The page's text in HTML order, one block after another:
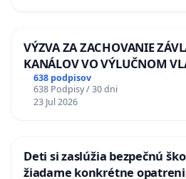
VÝZVA ZA ZACHOVANIE
KANÁLOV VO VÝLUČNOM
KONTROLOU SLOVENSKEJ
na riešenie zanedbaného
odvodňovacích kanálov na
638 podpisov
638 Podpisy / 30 dni
23 Jul 2026
Deti si zaslúžia bezpečnú
žiadame konkrétne